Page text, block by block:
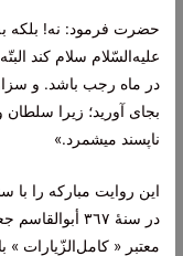
حضرت‌ فرمود: نه‌! بلکه‌
عليه‌السّلام‌ سلام‌ کند
در ماه‌ رجب‌ باشد. و
بجای آوريد؛ زيرا
ناپسند میشمرد.»
اين‌ روايت‌ مبارکه‌ را
در سنۀ ٣٦٧